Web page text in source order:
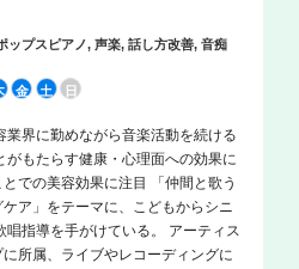
ップスピアノ, 声楽, 話し方改善, 音痴
金 土 日
業界に勤めながら音楽活動を続ける
もたらす健康・心理面への効果に
での美容効果に注目 「仲間と歌う
ア」をテーマに、こどもからシニ
唱指導を手がけている。 アーティス
所属、ライブやレコーディングに